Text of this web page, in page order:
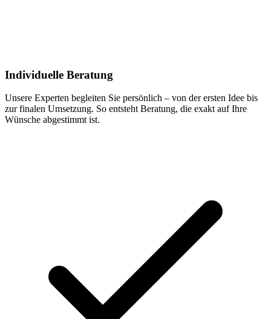
Individuelle Beratung
Unsere Experten begleiten Sie persönlich – von der ersten Idee bis
zur finalen Umsetzung. So entsteht Beratung, die exakt auf Ihre
Wünsche abgestimmt ist.